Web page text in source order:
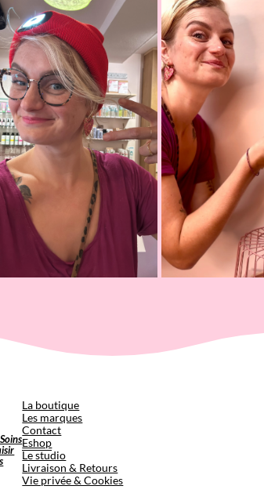
La boutique
Les marques
Contact
Eshop
Le studio
Livraison & Retours
Vie privée & Cookies